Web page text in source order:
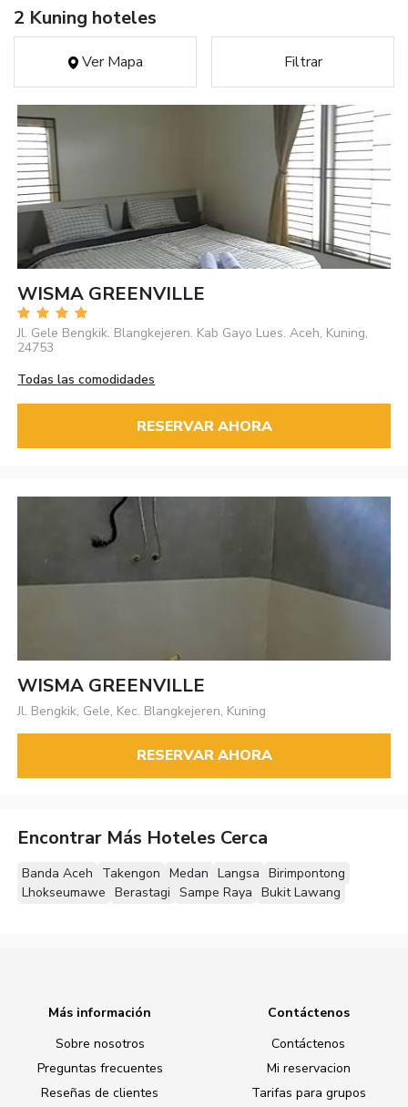
2 Kuning hoteles
Ver Mapa Filtrar
WISMA GREENVILLE
Jl. Gele Bengkik. Blangkejeren. Kab Gayo Lues. Aceh, Kuning,
24753
Todas las comodidades
RESERVAR AHORA
WISMA GREENVILLE
Jl. Bengkik, Gele, Kec. Blangkejeren, Kuning
RESERVAR AHORA
Encontrar Más Hoteles Cerca
Banda Aceh Takengon Medan Langsa Birimpontong
Lhokseumawe Berastagi Sampe Raya Bukit Lawang
Más información
Sobre nosotros
Preguntas frecuentes
Reseñas de clientes
Contáctenos
Contáctenos
Mi reservacion
Tarifas para grupos